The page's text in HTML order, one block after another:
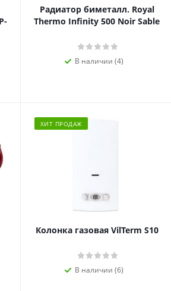
Радиатор биметалл. Royal
Thermo Infinity 500 Noir Sable
В наличии (4)
ХИТ ПРОДАЖ
Колонка газовая VilTerm S10
В наличии (6)